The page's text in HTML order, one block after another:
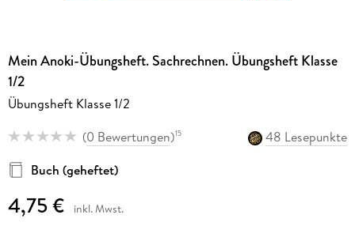
Mein Anoki-Übungsheft. Sachrechnen. Übungsheft Klasse
1/2
Übungsheft Klasse 1/2
(0 Bewertungen)15
48 Lesepunkte
Buch (geheftet)
4,75 € inkl. Mwst.